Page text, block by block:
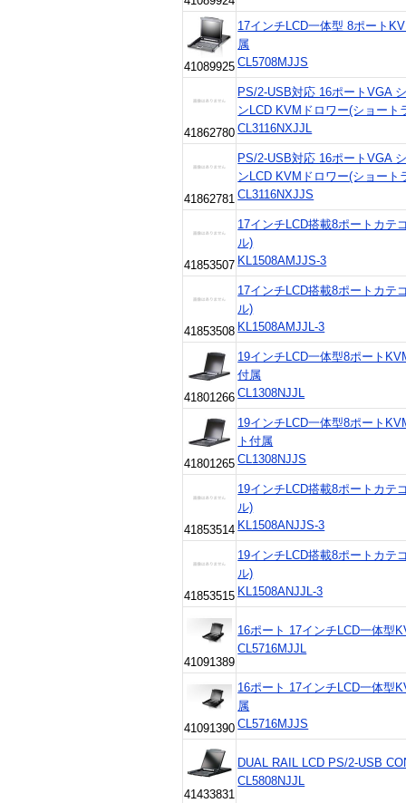
41089925
17インチLCD一体型 8ポート
属
CL5708MJJS
41862780
PS/2-USB対応 16ポートVGA
ンLCD KVMドロワー(ショート
CL3116NXJJL
41862781
PS/2-USB対応 16ポートVGA
ンLCD KVMドロワー(ショート
CL3116NXJJS
41853507
17インチLCD搭載8ポートカテ
ル)
KL1508AMJJS-3
41853508
17インチLCD搭載8ポートカテ
ル)
KL1508AMJJL-3
41801266
19インチLCD一体型8ポート
付属
CL1308NJJL
41801265
19インチLCD一体型8ポート
ト付属
CL1308NJJS
41853514
19インチLCD搭載8ポートカテ
ル)
KL1508ANJJS-3
41853515
19インチLCD搭載8ポートカテ
ル)
KL1508ANJJL-3
41091389
16ポート 17インチLCD一体型
CL5716MJJL
41091390
16ポート 17インチLCD一体型
属
CL5716MJJS
41433831
DUAL RAIL LCD PS/2-USB
CL5808NJJL